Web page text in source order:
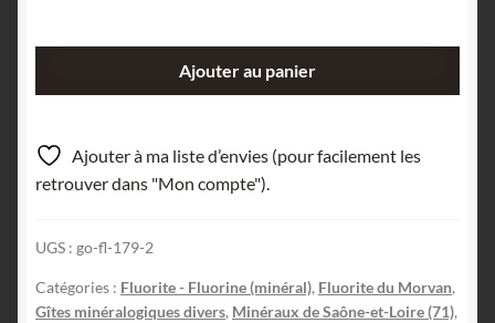
(Fluorine)
sur
Baryte,
Maine
Reclesne,
Saône-
Ajouter au panier
Ajouter à ma liste d’envies (pour facilement les
retrouver dans "Mon compte").
UGS : go-fl-179-2
Catégories : Fluorite - Fluorine (minéral), Fluorite du Morvan,
Gîtes minéralogiques divers, Minéraux de Saône-et-Loire (71),